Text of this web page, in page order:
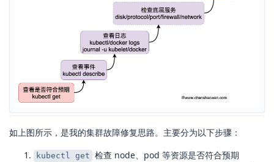
如上图所示，是我的集群故障修复思路。主要分为以下步骤：
kubectl get 检查 node、pod 等资源是否符合预期